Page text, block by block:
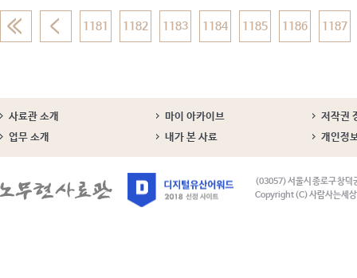
1181 1182 1183 1184 1185 1186 1187
사료관 소개 마이 아카이브
저작권
업무 소개
내가 본 사료 개인정
(03057) 서울시 종로구 창덕
Copyright (C) 사람사는세